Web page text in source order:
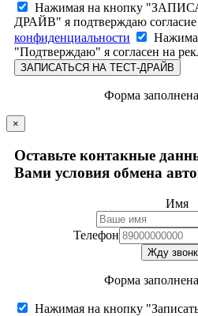
Нажимая на кнопку
ДРАЙВ" я подтверждаю согласие
конфиденциальности
"Подтверждаю" я согласен на
ЗАПИСАТЬСЯ НА ТЕСТ-ДРАЙВ
Форма
×
Оставьте контакные
Вами условия обмена
Имя
Телефон
Жду
Форма
Нажимая на кнопку